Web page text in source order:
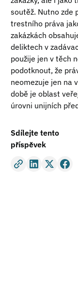
soutěž. Nutno zde
trestního práva
zakázkách
deliktech v
použije jen v těch
podotknout, že
neomezuje jen na
době je oblast
úrovni unijních
Sdílejte tento
příspěvek